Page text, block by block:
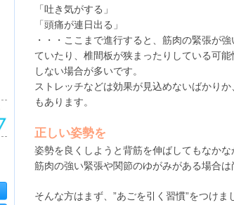
「吐き気がする」
「頭痛が連日出る」
・・・ここまで進行すると、筋肉の緊張が
ていたり、椎間板が狭まったりしている可
しない場合が多いです。
ストレッチなどは効果が見込めないばかり
もあります。
正しい姿勢を
姿勢を良くしようと背筋を伸ばしてもなかな
筋肉の強い緊張や関節のゆがみがある場合は
そんな方はまず、”あごを引く習慣”をつけま